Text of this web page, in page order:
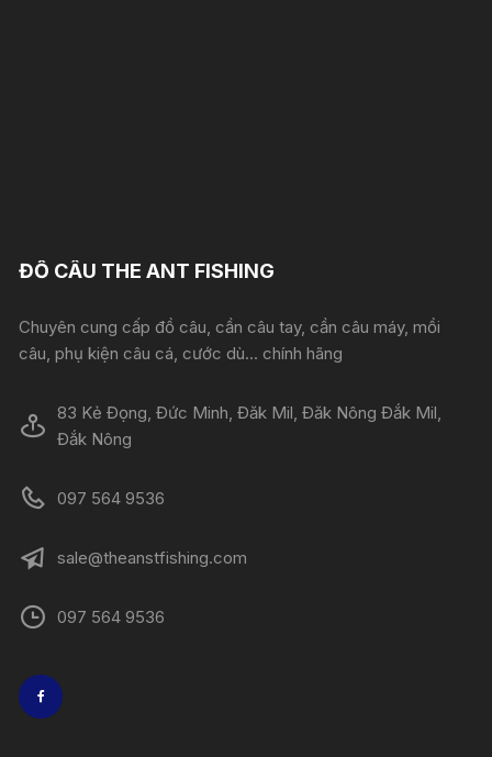
ĐỒ CÂU THE ANT FISHING
Chuyên cung cấp đồ câu, cần câu tay, cần câu máy, mồi
câu, phụ kiện câu cá, cước dù... chính hãng
83 Kẻ Đọng, Đức Minh, Đăk Mil, Đăk Nông Đắk Mil,
Đắk Nông
097 564 9536
sale@theanstfishing.com
097 564 9536